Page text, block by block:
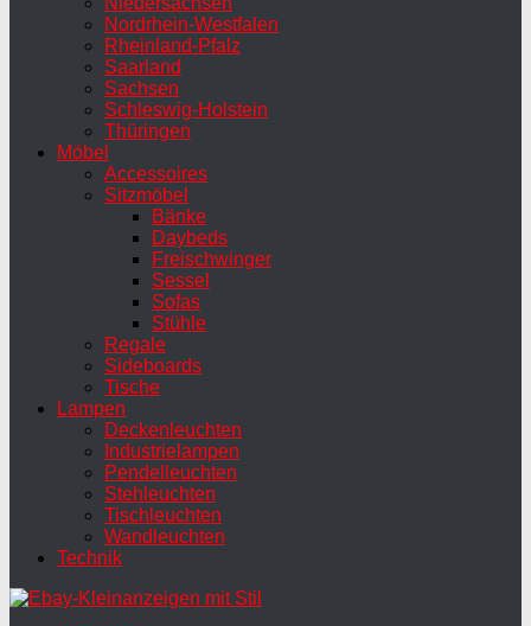
Nordrhein-Westfalen
Rheinland-Pfalz
Saarland
Sachsen
Schleswig-Holstein
Thüringen
Möbel
Accessoires
Sitzmöbel
Bänke
Daybeds
Freischwinger
Sessel
Sofas
Stühle
Regale
Sideboards
Tische
Lampen
Deckenleuchten
Industrielampen
Pendelleuchten
Stehleuchten
Tischleuchten
Wandleuchten
Technik